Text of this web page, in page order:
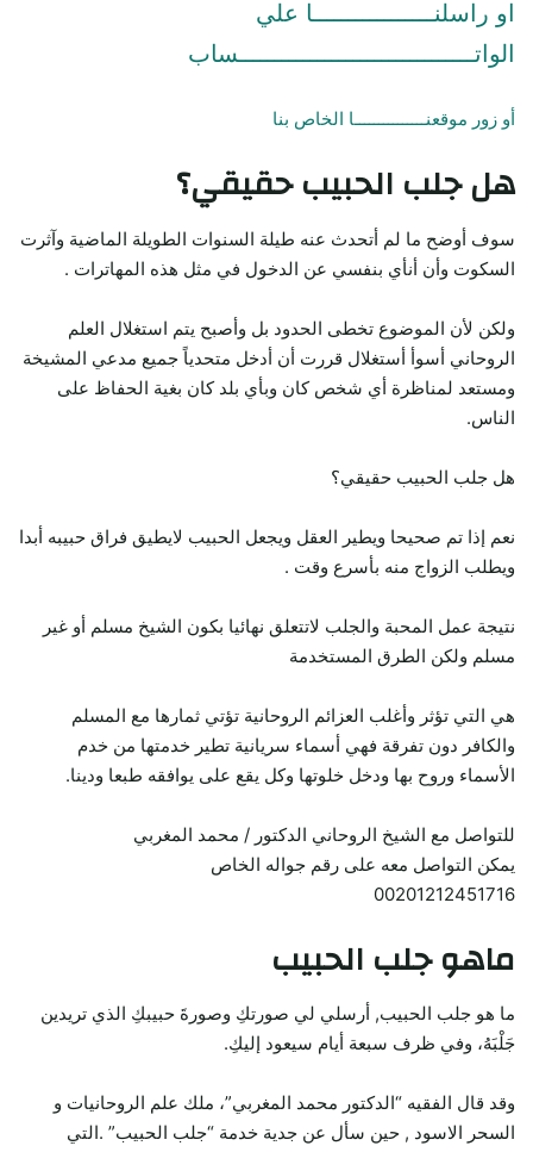
او راسلنـــــــــــــــــا علي
الواتـــــــــــــــــــــــــــــــــساب
أو زور موقعنـــــــــــــــا الخاص بنا
هل جلب الحبيب حقيقي؟
سوف أوضح ما لم أتحدث عنه طيلة السنوات الطويلة الماضية وآثرت
السكوت وأن أنأي بنفسي عن الدخول في مثل هذه المهاترات .
ولكن لأن الموضوع تخطى الحدود بل وأصبح يتم استغلال العلم
الروحاني أسوأ أستغلال قررت أن أدخل متحدياً جميع مدعي المشيخة
ومستعد لمناظرة أي شخص كان وبأي بلد كان بغية الحفاظ على
الناس.
هل جلب الحبيب حقيقي؟
نعم إذا تم صحيحا ويطير العقل ويجعل الحبيب لايطيق فراق حبيبه أبدا
ويطلب الزواج منه بأسرع وقت .
نتيجة عمل المحبة والجلب لاتتعلق نهائيا بكون الشيخ مسلم أو غير
مسلم ولكن الطرق المستخدمة
هي التي تؤثر وأغلب العزائم الروحانية تؤتي ثمارها مع المسلم
والكافر دون تفرقة فهي أسماء سريانية تطير خدمتها من خدم
الأسماء وروح بها ودخل خلوتها وكل يقع على يوافقه طبعا ودينا.
للتواصل مع الشيخ الروحاني الدكتور / محمد المغربي
يمكن التواصل معه على رقم جواله الخاص
00201212451716
ماهو جلب الحبيب
ما هو جلب الحبيب, أرسلي لي صورتكِ وصورةَ حبيبكِ الذي تريدين
جَلْبَهُ، وفي ظرف سبعة أيام سيعود إليكِ.
وقد قال الفقيه “الدكتور محمد المغربي”، ملك علم الروحانيات و
السحر الاسود , حين سأل عن جدية خدمة “جلب الحبيب” .التي